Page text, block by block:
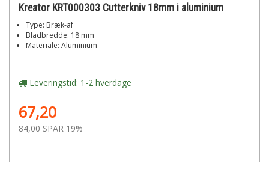
Kreator KRT000303 Cutterkniv 18mm i aluminium
Type: Bræk-af
Bladbredde: 18 mm
Materiale: Aluminium
Leveringstid: 1-2 hverdage
67,20
84,00 SPAR 19%